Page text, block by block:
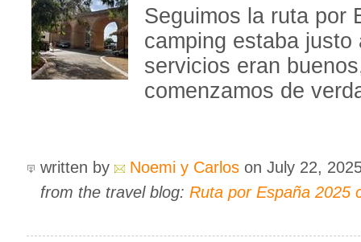
Seguimos la ruta por
camping estaba
servicios eran
comenzamos de
written by Noemi y Carlos on July 22,
from the travel blog: Ruta por España 2025